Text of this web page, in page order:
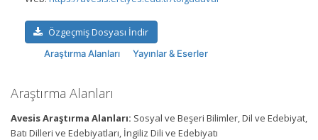
Özgeçmiş Dosyası İndir
Araştırma Alanları Yayınlar & Eserler
Araştırma Alanları
Avesis Araştırma Alanları: Sosyal ve Beşeri Bilimler, Dil ve Edebiyat,
Batı Dilleri ve Edebiyatları, İngiliz Dili ve Edebiyatı